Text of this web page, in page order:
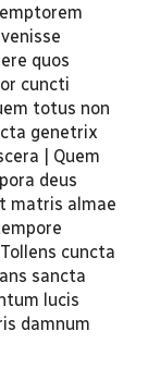
quos
cuncti
totus non
genetrix
| Quem
deus
matris almae
cuncta
sancta
lucis
damnum